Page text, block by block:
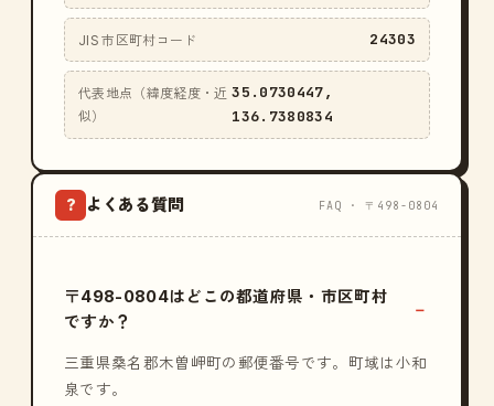
JIS 市区町村コード 24303
代表地点（緯度経度・近
似）
35.0730447,
136.7380834
? よくある質問 FAQ · 〒498-0804
〒498-0804はどこの都道府県・市区町村
ですか？
三重県桑名郡木曽岬町の郵便番号です。町域は小和
泉です。